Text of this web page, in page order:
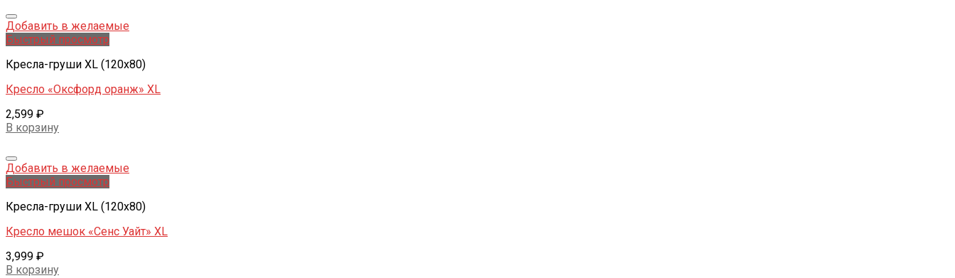
Добавить в желаемые
Быстрый просмотр
Кресла-груши XL (120x80)
Кресло «Оксфорд оранж» XL
2,599 ₽
В корзину
Добавить в желаемые
Быстрый просмотр
Кресла-груши XL (120x80)
Кресло мешок «Сенс Уайт» XL
3,999 ₽
В корзину